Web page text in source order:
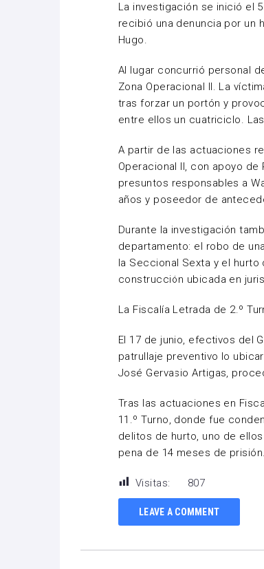
La investigación se inició el
recibió una denuncia por un
Hugo.
Al lugar concurrió personal
Zona Operacional II. La
tras forzar un portón y
entre ellos un cuatriciclo.
A partir de las actuaciones
Operacional II, con apoyo
presuntos responsables a
años y poseedor de
Durante la investigación
departamento: el robo de
la Seccional Sexta y el hurto
construcción ubicada en
La Fiscalía Letrada de 2.º
El 17 de junio, efectivos del
patrullaje preventivo lo
José Gervasio Artigas,
Tras las actuaciones en
11.º Turno, donde fue
delitos de hurto, uno de
pena de 14 meses de prisión.
Visitas: 807
LEAVE A COMMENT